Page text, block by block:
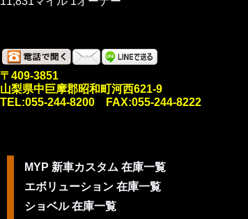
〒409-3851
山梨県中巨摩郡昭和町河西621-9
TEL:055-244-8200 FAX:055-244-8222
MYP 新車カスタム 在庫一覧
エボリューション 在庫一覧
ショベル 在庫一覧